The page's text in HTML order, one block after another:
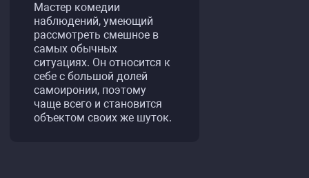
Мастер комедии
наблюдений, умеющий
рассмотреть смешное в
самых обычных
ситуациях. Он относится к
себе с большой долей
самоиронии, поэтому
чаще всего и становится
объектом своих же шуток.